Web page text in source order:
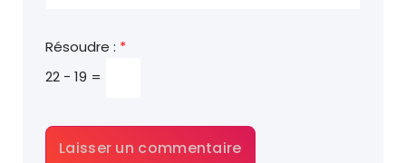
Résoudre : *
22 − 19 =